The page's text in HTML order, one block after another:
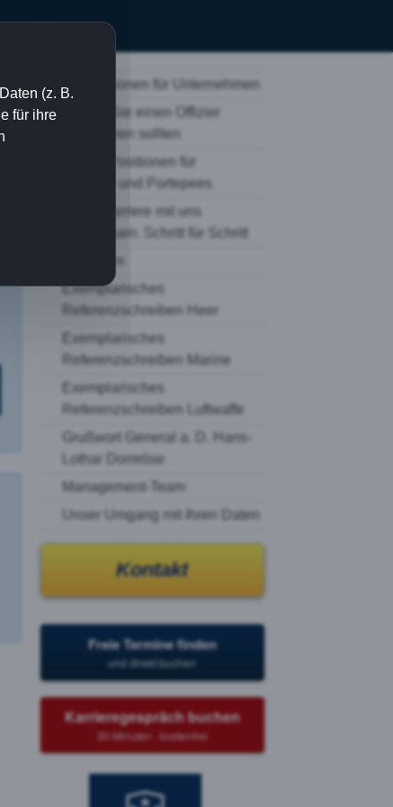
Informationen für Unternehmen
Warum Sie einen Offizier
engagieren sollten
Offene Positionen für
Offiziere und Portepees
Zivile Karriere mit uns
gemeinsam. Schritt für Schritt
Imagefilm
Exemplarisches
Referenzschreiben Heer
Exemplarisches
Referenzschreiben Marine
Exemplarisches
Referenzschreiben Luftwaffe
Grußwort General a. D. Hans-
Lothar Domröse
Management-Team
Unser Umgang mit Ihren Daten
Kontakt
Freie Termine finden
und direkt buchen
Karrieregespräch buchen
30 Minuten · kostenfrei
(z. B.
für ihre